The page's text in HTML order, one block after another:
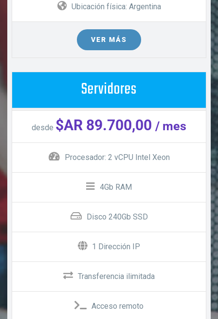
Ubicación física: Argentina
VER MÁS
Servidores
desde $AR 89.700,00 / mes
Procesador: 2 vCPU Intel Xeon
4Gb RAM
Disco 240Gb SSD
1 Dirección IP
Transferencia ilimitada
Acceso remoto